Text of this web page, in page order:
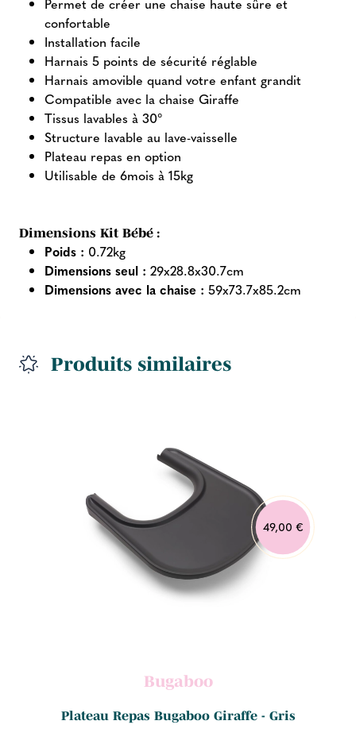
confortable
Installation facile
Harnais 5 points de sécurité réglable
Harnais amovible quand votre enfant grandit
Compatible avec la chaise Giraffe
Tissus lavables à 30°
Structure lavable au lave-vaisselle
Plateau repas en option
Utilisable de 6mois à 15kg
Dimensions Kit Bébé :
Poids : 0.72kg
Dimensions seul : 29x28.8x30.7cm
Dimensions avec la chaise : 59x73.7x85.2cm
Produits similaires
49,00 €
Bugaboo
Plateau Repas Bugaboo Giraffe - Gris